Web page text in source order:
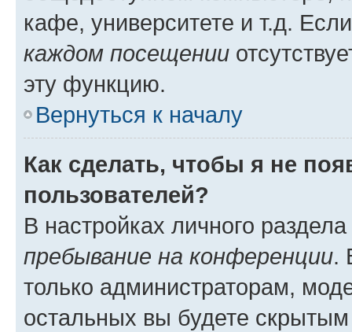
кафе, университете и т.д.
каждом посещении
эту функцию.
Вернуться к началу
Как сделать, чтобы я не
пользователей?
В настройках личного
пребывание на конференции.
только администраторам,
остальных вы будете